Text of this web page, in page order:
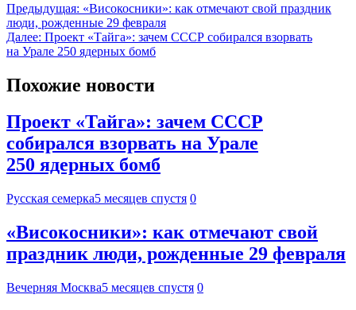
Предыдущая: «Високосники»: как отмечают свой праздник
люди, рожденные 29 февраля
Далее: Проект «Тайга»: зачем СССР собирался взорвать
на Урале 250 ядерных бомб
Похожие новости
Проект «Тайга»: зачем СССР
собирался взорвать на Урале
250 ядерных бомб
Русская семерка5 месяцев спустя 0
«Високосники»: как отмечают свой
праздник люди, рожденные 29 февраля
Вечерняя Москва5 месяцев спустя 0